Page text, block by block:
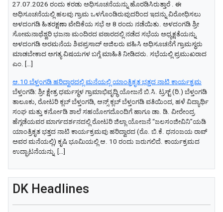
27.07.2026 ರಂದು ಕರಡು ಅಧಿಸೂಚನೆಯನ್ನು ಹೊರಡಿಸಿರುತ್ತಾರೆ . ಈ
ಅಧಿಸೂಚನೆಯಲ್ಲಿ ಹಲವು ಗ್ರಾಮ ಒಳಗೊಂಡಿರುವುದರಿಂದ ಇದನ್ನು ವಿರೋಧಿಸಲು
ಅಳದಂಗಡಿ ಹಿತರಕ್ಷಣಾ ವೇದಿಕೆಯ ಸಭೆ ಆ 8 ರಂದು ನಡೆಯಿತು. ಅಳದಂಗಡಿ ಶ್ರೀ
ಸೋಮನಾಥೆಶ್ವರಿ ಭಜನಾ ಮಂದಿರದ ವಠಾರದಲ್ಲಿ ನಡೆದ ಸಭೆಯ ಅಧ್ಯಕ್ಷತೆಯನ್ನು
ಅಳದಂಗಡಿ ಅರಮನೆಯ ಶಿವಪ್ರಸಾದ್ ಅಜಿಲರು ವಹಿಸಿ ಅಧಿಸೂಚನೆಗೆ ಗ್ರಾಮಸ್ಥರು
ಮಾಡಬೇಕಾದ ಅಗತ್ಯ ವಿಷಯಗಳ ಬಗ್ಗೆ ಮಾಹಿತಿ ನೀಡಿದರು. ಸಭೆಯಲ್ಲಿ ಪ್ರಮುಖರಾದ
ಎಂ. […]
ಆ.10 ಬೆಳ್ತಂಗಡಿ ಹರಿದ್ವಾರದಲ್ಲಿ ಮನೆಯಲ್ಲಿ ಯಾಂತ್ರಿಕೃತ ಭತ್ತದ ನಾಟಿ ಕಾರ್ಯಕ್ರಮ
​ಬೆಳ್ತಂಗಡಿ: ಶ್ರೀ ಕ್ಷೇತ್ರ ಧರ್ಮಸ್ಥಳ ಗ್ರಾಮಾಭಿವೃದ್ಧಿ ಯೋಜನೆ ಬಿ.ಸಿ. ಟ್ರಸ್ಟ್ (ರಿ.) ಬೆಳ್ತಂಗಡಿ
ತಾಲೂಕು, ರೋಟರಿ ಕ್ಲಬ್ ಬೆಳ್ತಂಗಡಿ, ಆನ್ಸ್ ಕ್ಲಬ್ ಬೆಳ್ತಂಗಡಿ ವತಿಯಿಂದ, ಹಳೆ ವಿದ್ಯಾರ್ಥಿ
ಸಂಘ ಮತ್ತು ಕರ್ನೋಡಿ ಶಾಲೆ ಸಹಯೋಗದೊಂದಿಗೆ ಹಾಗೂ ಡಾ. ಡಿ. ವೀರೇಂದ್ರ
ಹೆಗ್ಗಡೆಯವರ ಮಾರ್ಗದರ್ಶನದಲ್ಲಿ ರೋಟರಿ ಜಿಲ್ಲಾ ಯೋಜನೆ “ಜಲಸಂಜೀವಿನಿ”ಯಡಿ
ಯಾಂತ್ರಿಕೃತ ಭತ್ತದ ನಾಟಿ ಕಾರ್ಯಕ್ರಮವು ಹರಿದ್ವಾರದ (ರೊ. ಬಿ.ಕೆ. ಧನಂಜಯ ರಾವ್
ಅವರ ಮನೆಯಲ್ಲಿ) ಕೃಷಿ ಭೂಮಿಯಲ್ಲಿ ಆ. 10 ರಂದು ಜರುಗಲಿದೆ.​ ಕಾರ್ಯಕ್ರಮದ
ಉದ್ಘಾಟನೆಯನ್ನು ​ […]
DK Headlines